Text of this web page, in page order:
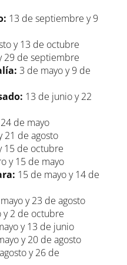
13 de septiembre y 9
y 13 de octubre
29 de septiembre
3 de mayo y 9 de
13 de junio y 22
de mayo
21 de agosto
15 de octubre
y 15 de mayo
15 de mayo y 14 de
y 23 de agosto
y 2 de octubre
y 13 de junio
y 20 de agosto
y 26 de